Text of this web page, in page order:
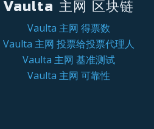
Vaulta 主网 区块链
Vaulta 主网 得票数
Vaulta 主网 投票给投票代理人
Vaulta 主网 基准测试
Vaulta 主网 可靠性